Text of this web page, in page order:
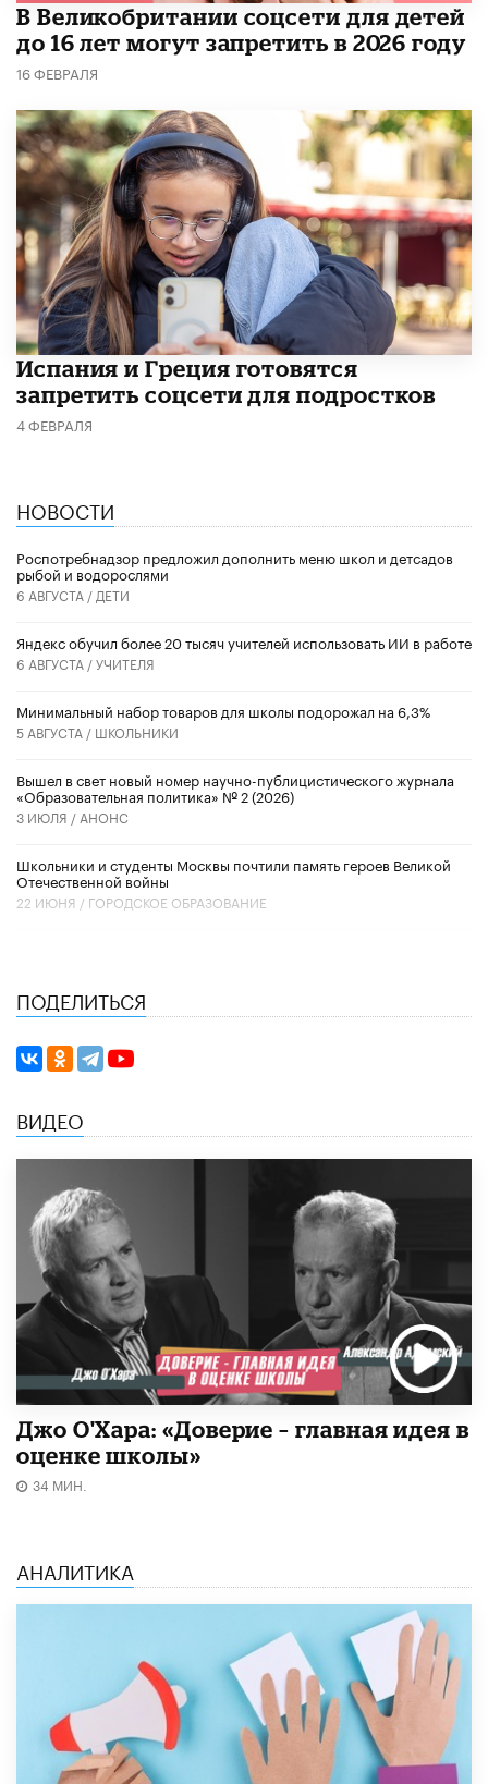
В Великобритании соцсети для детей
до 16 лет могут запретить в 2026 году
16 ФЕВРАЛЯ
Испания и Греция готовятся
запретить соцсети для подростков
4 ФЕВРАЛЯ
НОВОСТИ
Роспотребнадзор предложил дополнить меню школ и детсадов
рыбой и водорослями
6 АВГУСТА / ДЕТИ
​Яндекс обучил более 20 тысяч учителей использовать ИИ в работе
6 АВГУСТА /УЧИТЕЛЯ
Минимальный набор товаров для школы подорожал на 6,3%
5 АВГУСТА / ШКОЛЬНИКИ
Вышел в свет новый номер научно-публицистического журнала
«Образовательная политика» № 2 (2026)
3 ИЮЛЯ / АНОНС
Школьники и студенты Москвы почтили память героев Великой
Отечественной войны
22 ИЮНЯ / ГОРОДСКОЕ ОБРАЗОВАНИЕ
ПОДЕЛИТЬСЯ
ВИДЕО
Джо О'Хара: «Доверие – главная идея в
оценке школы»
34 МИН.
АНАЛИТИКА